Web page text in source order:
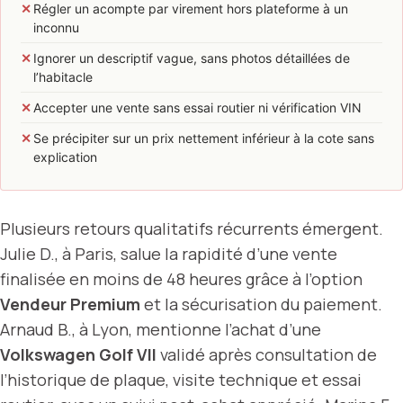
✕ Régler un acompte par virement hors plateforme à un
inconnu
✕ Ignorer un descriptif vague, sans photos détaillées de
l’habitacle
✕Accepter une vente sans essai routier ni vérification VIN
✕ Se précipiter sur un prix nettement inférieur à la cote sans
explication
Plusieurs retours qualitatifs récurrents émergent.
Julie D., à Paris, salue la rapidité d’une vente
finalisée en moins de 48 heures grâce à l’option
Vendeur Premium et la sécurisation du paiement.
Arnaud B., à Lyon, mentionne l’achat d’une
Volkswagen Golf VII validé après consultation de
l’historique de plaque, visite technique et essai